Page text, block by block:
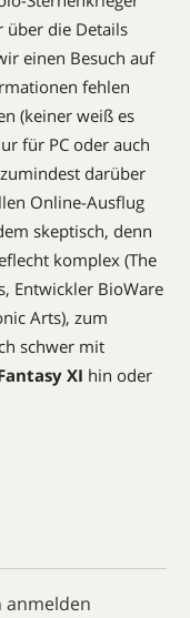
über die Details
einen Besuch auf
fehlen
(keiner weiß es
für PC oder auch
darüber
Online-Ausflug
skeptisch, denn
komplex (The
Entwickler BioWare
Arts), zum
schwer mit
XI hin oder
anmelden